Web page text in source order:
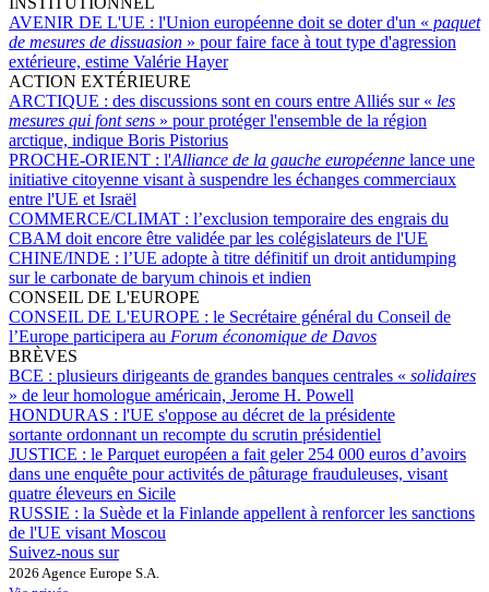
AVENIR DE L'UE : l'Union européenne doit se doter d'un « paquet
de mesures de dissuasion » pour faire face à tout type d'agression
extérieure, estime Valérie Hayer
ACTION EXTÉRIEURE
ARCTIQUE : des discussions sont en cours entre Alliés sur « les
mesures qui font sens » pour protéger l'ensemble de la région
arctique, indique Boris Pistorius
PROCHE-ORIENT : l'Alliance de la gauche européenne lance une
initiative citoyenne visant à suspendre les échanges commerciaux
entre l'UE et Israël
COMMERCE/CLIMAT : l’exclusion temporaire des engrais du
CBAM doit encore être validée par les colégislateurs de l'UE
CHINE/INDE : l’UE adopte à titre définitif un droit antidumping
sur le carbonate de baryum chinois et indien
CONSEIL DE L'EUROPE
CONSEIL DE L'EUROPE : le Secrétaire général du Conseil de
l’Europe participera au Forum économique de Davos
BRÈVES
BCE : plusieurs dirigeants de grandes banques centrales « solidaires
» de leur homologue américain, Jerome H. Powell
HONDURAS : l'UE s'oppose au décret de la présidente
sortante ordonnant un recompte du scrutin présidentiel
JUSTICE : le Parquet européen a fait geler 254 000 euros d’avoirs
dans une enquête pour activités de pâturage frauduleuses, visant
quatre éleveurs en Sicile
RUSSIE : la Suède et la Finlande appellent à renforcer les sanctions
de l'UE visant Moscou
Suivez-nous sur
2026 Agence Europe S.A.